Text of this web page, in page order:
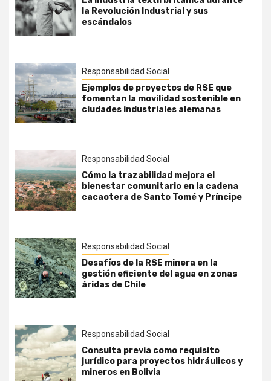
la Revolución Industrial y sus
escándalos
Responsabilidad Social
Ejemplos de proyectos de RSE que
fomentan la movilidad sostenible en
ciudades industriales alemanas
Responsabilidad Social
Cómo la trazabilidad mejora el
bienestar comunitario en la cadena
cacaotera de Santo Tomé y Príncipe
Responsabilidad Social
Desafíos de la RSE minera en la
gestión eficiente del agua en zonas
áridas de Chile
Responsabilidad Social
Consulta previa como requisito
jurídico para proyectos hidráulicos y
mineros en Bolivia